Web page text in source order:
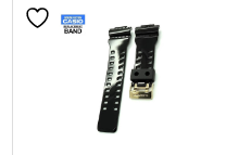
ima
varijanti.
Opcije